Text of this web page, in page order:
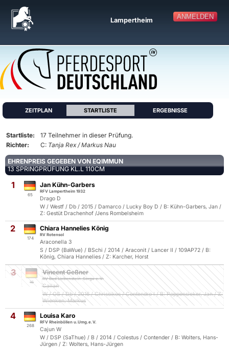
ANMELDEN
Lampertheim
ZEITPLAN STARTLISTE ERGEBNISSE
Startliste:
17 Teilnehmer in dieser Prüfung.
Richter:
C: Tanja Rex / Markus Nau
EHRENPREIS GEGEBEN VON EQIMMUN
13 SPRINGPRÜFUNG KL.L 110CM
1
65
Jan Kühn-Garbers
RFV Lampertheim 1932
Drago D
W / Westf / Db / 2015 / Damarco / Lucky Boy D / B: Kühn-Garbers, Jan /
Z: Gestüt Drachenhof /Jens Rombelsheim
2
174
Chiara Hannelies König
RV Rotensol
Araconella 3
S / DSP (BaWue) / BSchi / 2014 / Araconit / Lancer II / 109AP72 / B:
König, Chiara Hannelies / Z: Karcher, Horst
3
16
Vincent Geßner
RV Bad Liebenstein-Sorga e.V.
Cailan
W / OS / Db / 2016 / Chrissikos / Contendro I / B: Poppensieker, Jan / Z:
Wienken, Markus
4
268
Louisa Karo
RFV Rheinböllen u.Umg.e.V.
Cajun W
W / DSP (SaThue) / B / 2014 / Colestus / Contender / B: Wolters, Hans-
Jürgen / Z: Wolters, Hans-Jürgen